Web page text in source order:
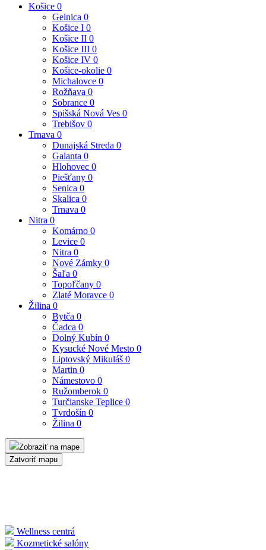
Košice 0
Gelnica 0
Košice I 0
Košice II 0
Košice III 0
Košice IV 0
Košice-okolie 0
Michalovce 0
Rožňava 0
Sobrance 0
Spišská Nová Ves 0
Trebišov 0
Trnava 0
Dunajská Streda 0
Galanta 0
Hlohovec 0
Piešťany 0
Senica 0
Skalica 0
Trnava 0
Nitra 0
Komárno 0
Levice 0
Nitra 0
Nové Zámky 0
Šaľa 0
Topoľčany 0
Zlaté Moravce 0
Žilina 0
Bytča 0
Čadca 0
Dolný Kubín 0
Kysucké Nové Mesto 0
Liptovský Mikuláš 0
Martin 0
Námestovo 0
Ružomberok 0
Turčianske Teplice 0
Tvrdošín 0
Žilina 0
Zobraziť na mape
Zatvoriť mapu
Wellness centrá
Kozmetické salóny